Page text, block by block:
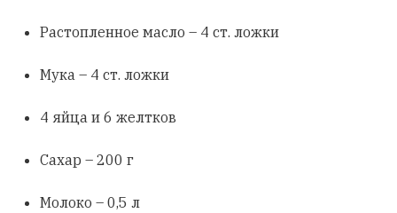
Растопленное масло – 4 ст. ложки
Мука – 4 ст. ложки
4 яйца и 6 желтков
Сахар – 200 г
Молоко – 0,5 л